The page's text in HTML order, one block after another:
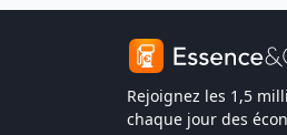
Rejoignez les 1,5
chaque jour des